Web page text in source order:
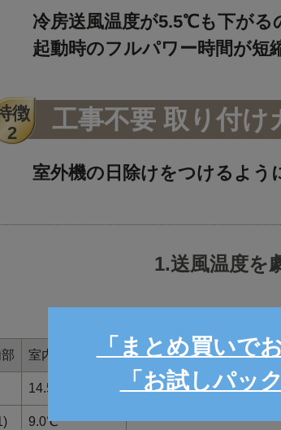
冷房送風温度が5.5℃も下がる
起動時のフルパワー時間が短
工事不要 取り付け
室外機の日除けをつけるよう
1.送風温度を
室内機ルーバー
14.5℃
9.0℃
「まとめ買いで
「お試しパッ